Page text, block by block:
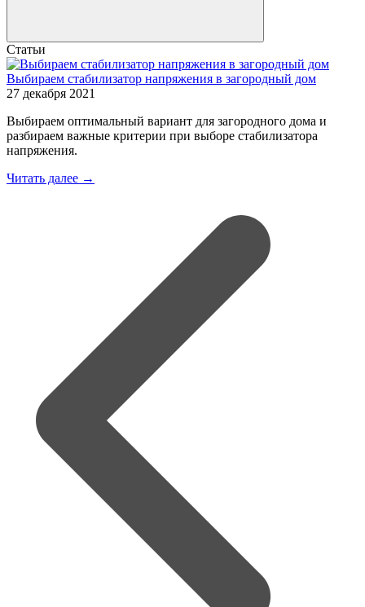
Статьи
Выбираем стабилизатор напряжения в загородный дом
27 декабря 2021
Выбираем оптимальный вариант для загородного дома и
разбираем важные критерии при выборе стабилизатора
напряжения.
Читать далее →